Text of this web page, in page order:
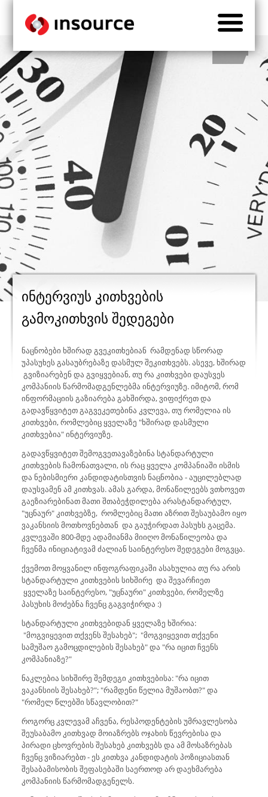
ინტერვიუს კითხვების
გამოკითხვის შედეგები
ნაცნობები ხშირად გვეკითხებიან რამდენად სწორად
უპასუხეს გასაუბრებაზე დასმულ შეკითხვებს. ასევე, ხშირად
გვიზიარებენ და გვიყვებიან, თუ რა კითხვები დაუსვეს
კომპანიის წარმომადგენლებმა ინტერვიუზე. იმიტომ, რომ
ინფორმაციის გაზიარება გახშირდა, ვიფიქრეთ და
გადავწყვიტეთ გაგვეკეთებინა კვლევა, თუ რომელია ის
კითხვები, რომლებიც ყველაზე "ხშირად დასმული
კითხვებია" ინტერვიუზე.
გადავწყვიტეთ შემოგვეთავაზებინა სტანდარტული
კითხვების ჩამონათვალი, ის რაც ყველა კომპანიაში ისმის
და ნებისმიერი კანდიდატისთვის ნაცნობია - აუცილებლად
დაუსვამენ ამ კითხვას. ამას გარდა, მონაწილეებს ვთხოვეთ
გაეზიარებინათ მათი შთაბეჭდილება არასტანდარტულ,
"უცნაურ" კითხვებზე, რომლებიც მათი აზრით შესაუბამო იყო
ვაკანსიის მოთხოვნებთან და გაუჭირდათ პასუხს გაცემა.
კვლევაში 800-მდე ადამიანმა მიიღო მონაწილეობა და
ჩვენმა ინიციატივამ ძალიან საინტერესო შედეგები მოგვცა.
ქვემოთ მოყვანილ ინფოგრაფიკაში ასახულია თუ რა არის
სტანდარტული კითხვების სიხშირე და შევარჩიეთ
ყველაზე საინტერესო, "უცნაური" კითხვები, რომელზე
პასუხის მოძებნა ჩვენც გაგვიჭირდა :)
სტანდარტული კითხვებიდან ყველაზე ხშირია:
"მოგვიყევით თქვენს შესახებ"; "მოგვიყევით თქვენი
სამუშაო გამოცდილების შესახებ" და "რა იცით ჩვენს
კომპანიაზე?"
ნაკლებია სიხშირე შემდეგი კითხვებისა: "რა იცით
ვაკანსიის შესახებ?"; "რამდენი წელია მუშაობთ?" და
"რომელ წლებში სწავლობით?"
როგორც კვლევამ აჩვენა, რესპოდენტების უმრავლესობა
შეუსაბამო კითხვად მოიაზრებს ოჯახის წევრებისა და
პირადი ცხოვრების შესახებ კითხვებს და ამ მოსაზრებას
ჩვენც ვიზიარებთ - ეს კითხვა კანდიდატის პოზიციასთან
შესაბამისობის შეფასებაში საერთოდ არ დაეხმარება
კომპანიის წარმომადგენელს.